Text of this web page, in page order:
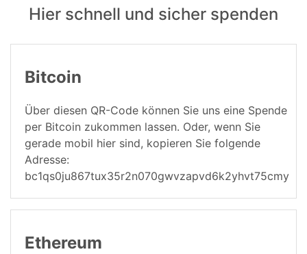
Hier schnell und sicher spenden
Bitcoin
Über diesen QR-Code können Sie uns eine Spende
per Bitcoin zukommen lassen. Oder, wenn Sie
gerade mobil hier sind, kopieren Sie folgende
Adresse:
bc1qs0ju867tux35r2n070gwvzapvd6k2yhvt75cmy
Ethereum